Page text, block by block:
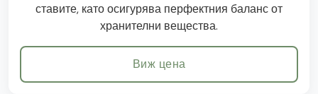
ставите, като осигурява перфектния баланс от
хранителни вещества.
Виж цена